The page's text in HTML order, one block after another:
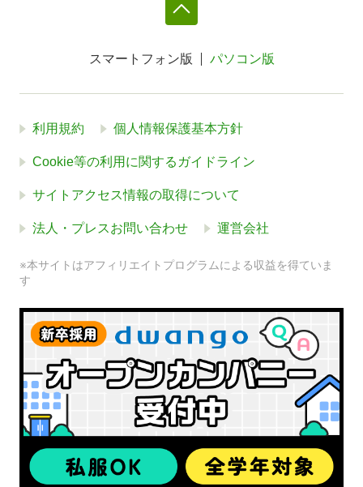
スマートフォン版 パソコン版
利用規約 個人情報保護基本方針
Cookie等の利用に関するガイドライン
サイトアクセス情報の取得について
法人・プレスお問い合わせ 運営会社
※本サイトはアフィリエイトプログラムによる収益を得ていま
す